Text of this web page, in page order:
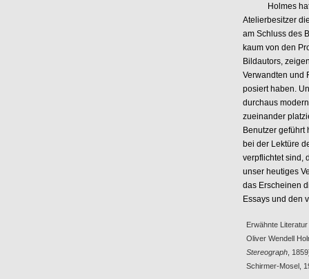
Holmes hat
Atelierbesitzer
am Schluss des
kaum von den
Bildautors,
Verwandten und
posiert haben.
durchaus
zueinander
Benutzer geführt
bei der Lektüre
verpflichtet sind,
unser heutiges
das Erscheinen
Essays und den
Erwähnte Literatur
Oliver Wendell
Stereograph ,
Schirmer-Mosel,